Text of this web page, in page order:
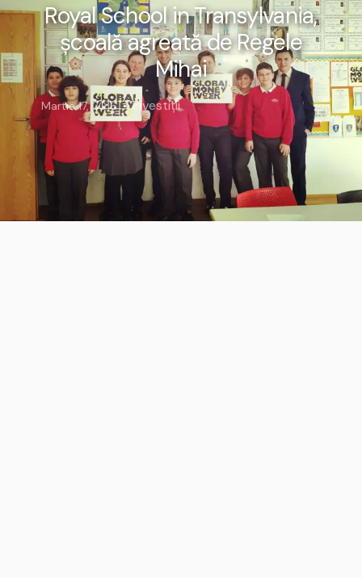
Royal School in Transylvania,
şcoală agreată de Regele
Mihai
Martie 17, 2016 Investiții